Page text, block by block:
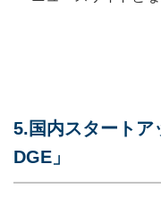
5.国内スタートア
DGE」